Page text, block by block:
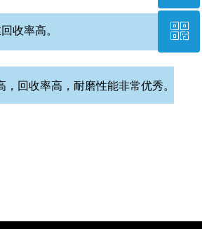
收率高。
回收率高，耐磨性能非常优秀。
QQ客服
ꀥ